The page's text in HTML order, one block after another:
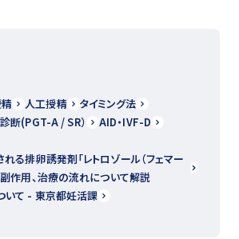
人工授精
タイミング法
断(PGT-A / SR）
AID・IVF-D
る排卵誘発剤「レトロゾール（フェマー
副作用、治療の流れについて解説
いて - 東京都妊活課